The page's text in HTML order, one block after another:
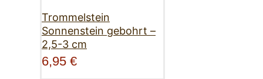
Trommelstein
Sonnenstein gebohrt –
2,5-3 cm
6,95 €